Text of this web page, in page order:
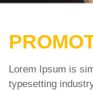
Lorem Ipsum is
typesetting